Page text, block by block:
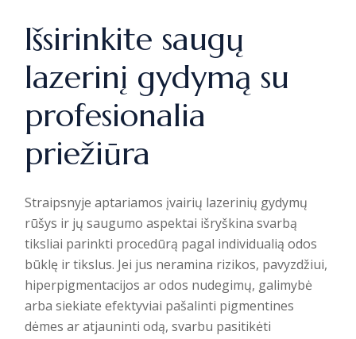
Išsirinkite saugų
lazerinį gydymą su
profesionalia
priežiūra
Straipsnyje aptariamos įvairių lazerinių gydymų
rūšys ir jų saugumo aspektai išryškina svarbą
tiksliai parinkti procedūrą pagal individualią odos
būklę ir tikslus. Jei jus neramina rizikos, pavyzdžiui,
hiperpigmentacijos ar odos nudegimų, galimybė
arba siekiate efektyviai pašalinti pigmentines
dėmes ar atjauninti odą, svarbu pasitikėti